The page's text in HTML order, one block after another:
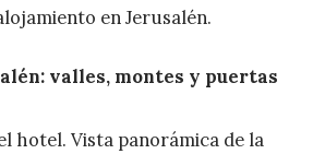
en Jerusalén.
valles, montes y puertas
hotel. Vista panorámica de la